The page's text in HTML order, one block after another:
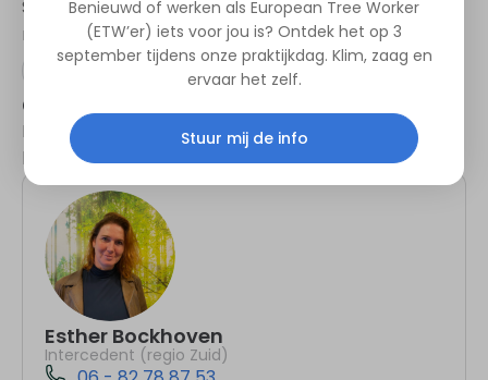
Stuur ons je gegevens en wij nemen snel contact
met je op om de mogelijkheden te bespreken!
Solliciteren
Contact
Heb je vragen? Neem gerust contact op! Wij zijn
hier om je te helpen.
Esther Bockhoven
Intercedent (regio Zuid)
Benieuwd of werken als European Tree Worker
(ETW’er) iets voor jou is? Ontdek het op 3
september tijdens onze praktijkdag. Klim, zaag en
ervaar het zelf.
Stuur mij de info